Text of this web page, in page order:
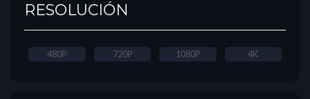
RESOLUCIÓN
480P 720P 1080P 4K